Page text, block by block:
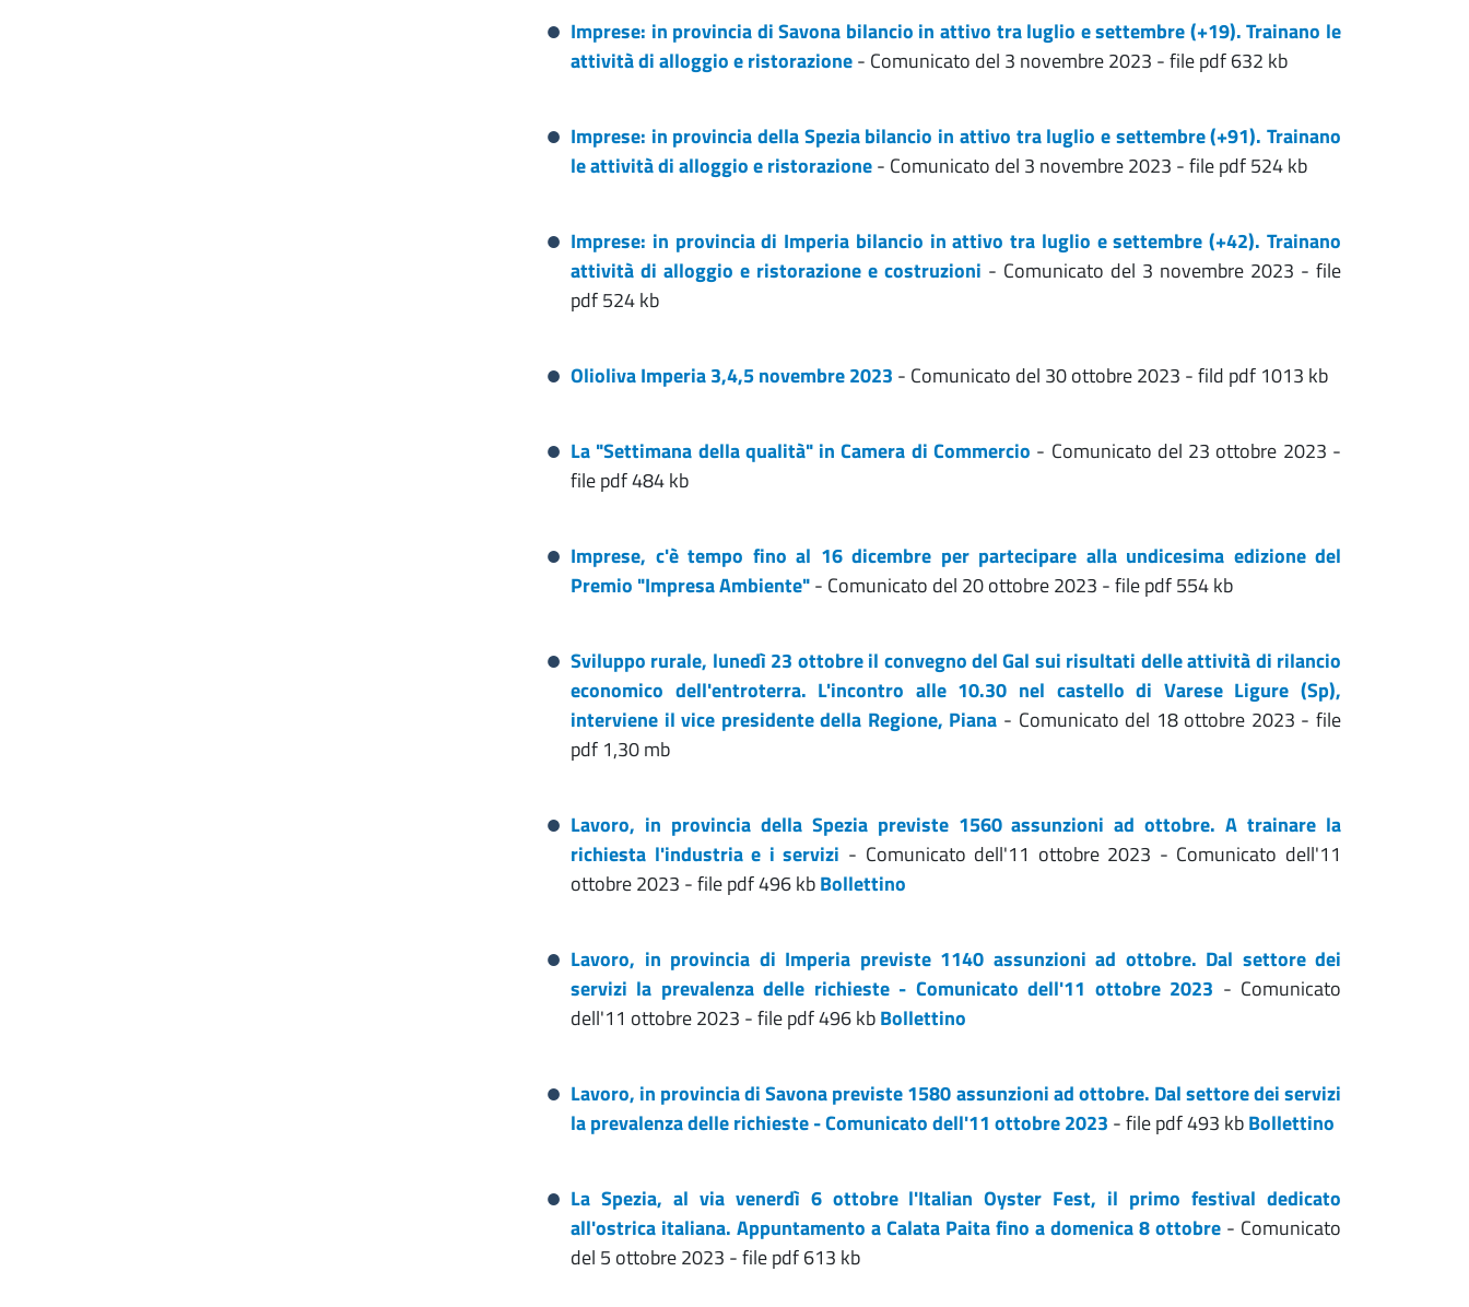
Imprese: in provincia di Savona bilancio in attivo tra luglio e settembre (+19). Trainano le
attività di alloggio e ristorazione- Comunicato del 3 novembre 2023 - file pdf 632 kb
Imprese: in provincia della Spezia bilancio in attivo tra luglio e settembre (+91). Trainano
le attività di alloggio e ristorazione- Comunicato del 3 novembre 2023 - file pdf 524 kb
Imprese: in provincia di Imperia bilancio in attivo tra luglio e settembre (+42). Trainano
attività di alloggio e ristorazione e costruzioni - Comunicato del 3 novembre 2023 - file
pdf 524 kb
Olioliva Imperia 3,4,5 novembre 2023 - Comunicato del 30 ottobre 2023 - fild pdf 1013 kb
La "Settimana della qualità" in Camera di Commercio - Comunicato del 23 ottobre 2023 -
file pdf 484 kb
Imprese, c'è tempo fino al 16 dicembre per partecipare alla undicesima edizione del
Premio "Impresa Ambiente"- Comunicato del 20 ottobre 2023 - file pdf 554 kb
Sviluppo rurale, lunedì 23 ottobre il convegno del Gal sui risultati delle attività di rilancio
economico dell'entroterra. L'incontro alle 10.30 nel castello di Varese Ligure (Sp),
interviene il vice presidente della Regione, Piana - Comunicato del 18 ottobre 2023 - file
pdf 1,30 mb
Lavoro, in provincia della Spezia previste 1560 assunzioni ad ottobre. A trainare la
richiesta l'industria e i servizi - Comunicato dell'11 ottobre 2023 - Comunicato dell'11
ottobre 2023 - file pdf 496 kbBollettino
Lavoro, in provincia di Imperia previste 1140 assunzioni ad ottobre. Dal settore dei
servizi la prevalenza delle richieste - Comunicato dell'11 ottobre 2023 - Comunicato
dell'11 ottobre 2023 - file pdf 496 kbBollettino
Lavoro, in provincia di Savona previste 1580 assunzioni ad ottobre. Dal settore dei servizi
la prevalenza delle richieste - Comunicato dell'11 ottobre 2023 - file pdf 493 kbBollettino
La Spezia, al via venerdì 6 ottobre l'Italian Oyster Fest, il primo festival dedicato
all'ostrica italiana. Appuntamento a Calata Paita fino a domenica 8 ottobre - Comunicato
del 5 ottobre 2023 - file pdf 613 kb